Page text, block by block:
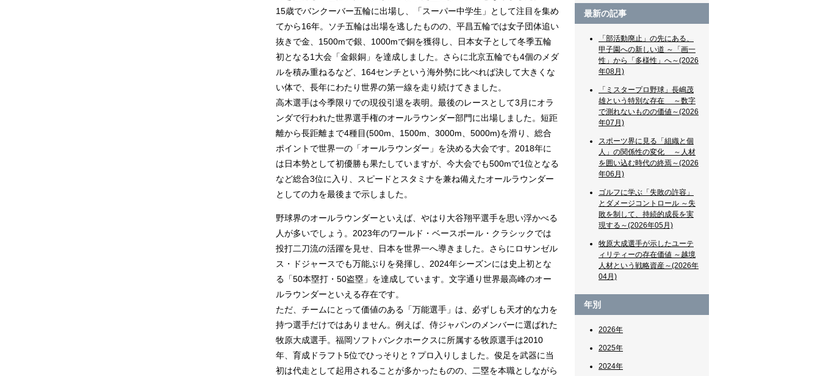
15歳でバンクーバー五輪に出場し、「スーパー中学生」として注目を集め
てから16年。ソチ五輪は出場を逃したものの、平昌五輪では女子団体追い
抜きで金、1500mで銀、1000mで銅を獲得し、日本女子として冬季五輪
初となる1大会「金銀銅」を達成しました。さらに北京五輪でも4個のメダ
ルを積み重ねるなど、164センチという海外勢に比べれば決して大きくな
い体で、長年にわたり世界の第一線を走り続けてきました。
高木選手は今季限りでの現役引退を表明。最後のレースとして3月にオラ
ンダで行われた世界選手権のオールラウンダー部門に出場しました。短距
離から長距離まで4種目(500m、1500m、3000m、5000m)を滑り、総合
ポイントで世界一の「オールラウンダー」を決める大会です。2018年に
は日本勢として初優勝も果たしていますが、今大会でも500mで1位となる
など総合3位に入り、スピードとスタミナを兼ね備えたオールラウンダー
としての力を最後まで示しました。
野球界のオールラウンダーといえば、やはり大谷翔平選手を思い浮かべる
人が多いでしょう。2023年のワールド・ベースボール・クラシックでは
投打二刀流の活躍を見せ、日本を世界一へ導きました。さらにロサンゼル
ス・ドジャースでも万能ぶりを発揮し、2024年シーズンには史上初とな
る「50本塁打・50盗塁」を達成しています。文字通り世界最高峰のオー
ルラウンダーといえる存在です。
ただ、チームにとって価値のある「万能選手」は、必ずしも天才的な力を
持つ選手だけではありません。例えば、侍ジャパンのメンバーに選ばれた
牧原大成選手。福岡ソフトバンクホークスに所属する牧原選手は2010
年、育成ドラフト5位でひっそりと？プロ入りしました。俊足を武器に当
初は代走として起用されることが多かったものの、二塁を本職としながら
最新の記事
「部活動廃止」の先にある、
甲子園への新しい道 ～「画一
性」から「多様性」へ～(2026
年08月)
「ミスタープロ野球」長嶋茂
雄という特別な存在 ～数字
で測れないものの価値～(2026
年07月)
スポーツ界に見る「組織と個
人」の関係性の変化 ～人材
を囲い込む時代の終焉～(2026
年06月)
ゴルフに学ぶ「失敗の許容」
とダメージコントロール ～失
敗を制して、持続的成長を実
現する～(2026年05月)
牧原大成選手が示したユーテ
ィリティーの存在価値 ～越境
人材という戦略資産～(2026年
04月)
年別
2026年
2025年
2024年